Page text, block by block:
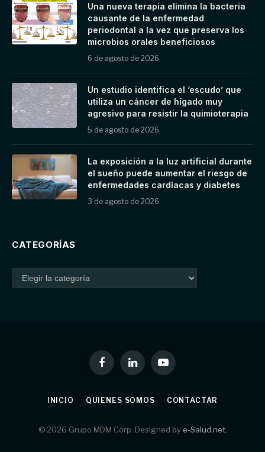
Una nueva terapia elimina la bacteria
causante de la enfermedad
periodontal a la vez que preserva los
microbios orales beneficiosos
6 de agosto de 2026
Un estudio identifica el ‘escudo’ que
utiliza un cáncer de hígado muy
agresivo para resistir la quimioterapia
5 de agosto de 2026
La exposición a la luz artificial durante
el sueño puede aumentar el riesgo de
enfermedades cardíacas y diabetes
3 de agosto de 2026
CATEGORÍAS
FacebookLinkedInYouTube
INICIO QUIENES SOMOS CONTACTAR
© 2026 Grupo MDM Corp. Designed bye-Salud.net.